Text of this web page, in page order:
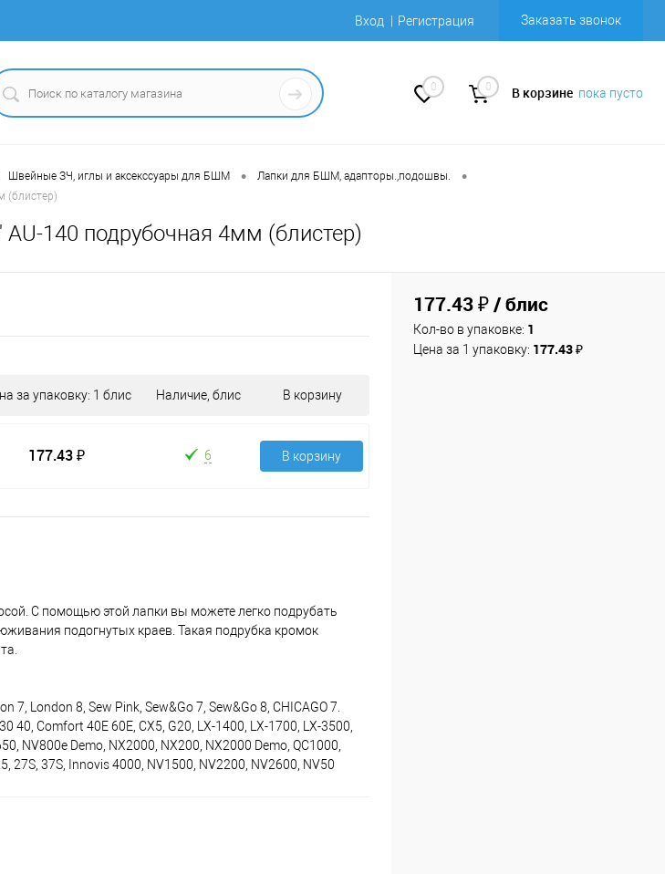
Вход Регистрация Заказать звонок
0 0 В корзине пока пусто
Швейные ЗЧ, иглы и аксекссуары для БШМ • Лапки для БШМ, адапторы.,подошвы. •
(блистер)
140 подрубочная 4мм (блистер)
за упаковку: 1 блис Наличие, блис В корзину
177.43 ₽ 6 В корзину
С помощью этой лапки вы можете легко подрубать
подогнутых краев. Такая подрубка кромок
7, London 8, Sew Pink, Sew&Go 7, Sew&Go 8, CHICAGO 7.
40, Comfort 40E 60E, CX5, G20, LX-1400, LX-1700, LX-3500,
NV800e Demo, NX2000, NX200, NX2000 Demo, QC1000,
27S, 37S, Innovis 4000, NV1500, NV2200, NV2600, NV50
177.43 ₽/ блис
Кол-во в упаковке: 1
Цена за 1 упаковку: 177.43 ₽